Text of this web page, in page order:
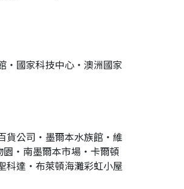
‧國家科技中心‧澳洲國家
貨公司‧墨爾本水族館‧維
園‧南墨爾本市場‧卡爾頓
達‧布萊頓海灘彩虹小屋